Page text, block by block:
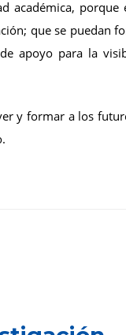
académica,
que se puedan
apoyo para la
y formar a los